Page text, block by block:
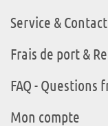
Service & Contact
Frais de port &
FAQ - Questions
Mon compte